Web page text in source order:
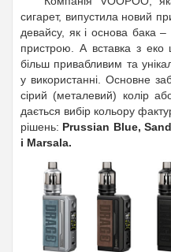
сигарет, випустила новий
девайсу, як і основа бака
пристрою.
А вставка з еко
більш привабливим та
у використанні. Основне
сірий (металевий) колір
дається вибір кольору
рішень: Prussian Blue,
і Marsala.